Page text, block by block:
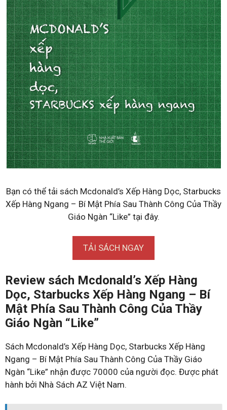
Bạn có thể tải sách Mcdonald’s Xếp Hàng Dọc, Starbucks
Xếp Hàng Ngang – Bí Mật Phía Sau Thành Công Của Thầy
Giáo Ngàn “Like” tại đây.
TẢI SÁCH NGAY
Review sách Mcdonald’s Xếp Hàng
Dọc, Starbucks Xếp Hàng Ngang – Bí
Mật Phía Sau Thành Công Của Thầy
Giáo Ngàn “Like”
Sách Mcdonald’s Xếp Hàng Dọc, Starbucks Xếp Hàng
Ngang – Bí Mật Phía Sau Thành Công Của Thầy Giáo
Ngàn “Like” nhận được 70000 của người đọc. Được phát
hành bởi Nhà Sách AZ Việt Nam.